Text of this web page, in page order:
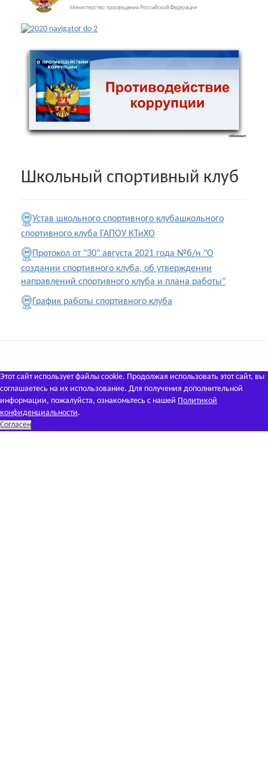
Школьный спортивный клуб
Устав школьного спортивного клубашкольного
спортивного клуба ГАПОУ КТиХО
Протокол от "30" августа 2021 года №б/н "О
создании спортивного клуба, об утверждении
направлений спортивного клуба и плана работы"
График работы спортивного клуба
Этот сайт использует файлы cookie. Продолжая использовать этот сайт, вы
соглашаетесь на их использование. Для получения дополнительной
информации, пожалуйста, ознакомьтесь с нашей Политикой
конфиденциальности.
Согласен